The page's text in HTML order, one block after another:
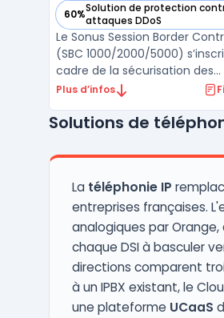
60%Solution de protection
attaques DDoS
— voir Sonus Session Border
Le Sonus Session Border
(SBC 1000/2000/5000)
cadre de la sécurisation des
communications voix et
Il prend en charge la
plateformes comme
Plus d’infos
Solutions de
La téléphonie IP
entreprises françaises.
analogiques par
chaque DSI à basculer
directions comparent
à un IPBX existant, le
une plateforme UCaaS